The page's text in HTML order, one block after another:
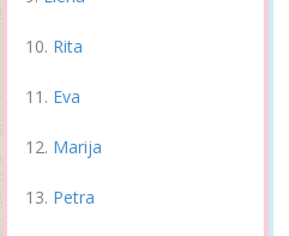
Rita
Eva
Marija
Petra